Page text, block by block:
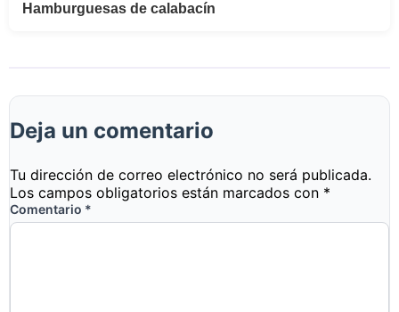
Hamburguesas de calabacín
Deja un comentario
Tu dirección de correo electrónico no será publicada.
Los campos obligatorios están marcados con *
Comentario *